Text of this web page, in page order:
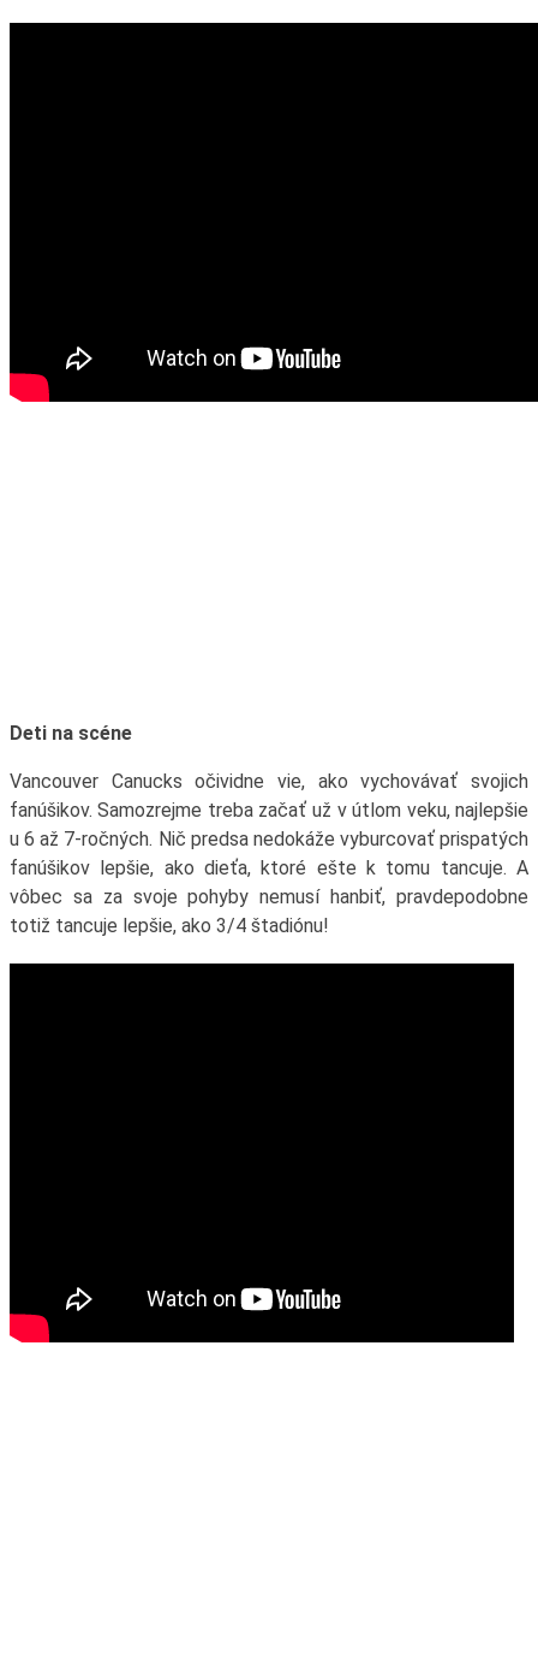
Deti na scéne
Vancouver Canucks očividne vie, ako vychovávať svojich
fanúšikov. Samozrejme treba začať už v útlom veku, najlepšie
u 6 až 7-ročných. Nič predsa nedokáže vyburcovať prispatých
fanúšikov lepšie, ako dieťa, ktoré ešte k tomu tancuje. A
vôbec sa za svoje pohyby nemusí hanbiť, pravdepodobne
totiž tancuje lepšie, ako 3/4 štadiónu!